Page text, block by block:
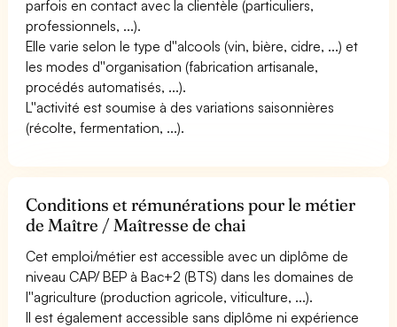
parfois en contact avec la clientèle (particuliers,
professionnels, ...).
Elle varie selon le type d''alcools (vin, bière, cidre, ...) et
les modes d''organisation (fabrication artisanale,
procédés automatisés, ...).
L''activité est soumise à des variations saisonnières
(récolte, fermentation, ...).
Conditions et rémunérations pour le métier
de Maître / Maîtresse de chai
Cet emploi/métier est accessible avec un diplôme de
niveau CAP/ BEP à Bac+2 (BTS) dans les domaines de
l''agriculture (production agricole, viticulture, ...).
Il est également accessible sans diplôme ni expérience